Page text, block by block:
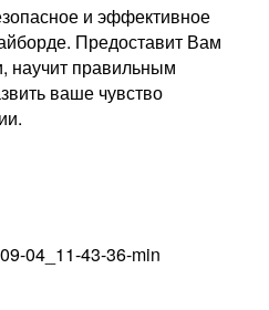
и эффективное
Предоставит Вам
научит правильным
ваше чувство